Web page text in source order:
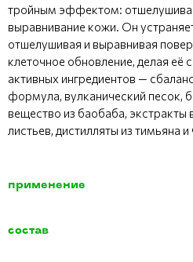
тройным эффектом:
выравнивание кожи. Он
отшелушивая и выравнивая
клеточное обновление, делая
активных ингредиентов —
формула, вулканический песок,
вещество из баобаба, экстракты
листьев, дистилляты из тимьяна
применение
состав